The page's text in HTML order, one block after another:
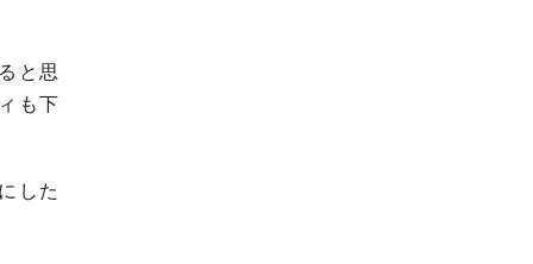
と思
も下
した